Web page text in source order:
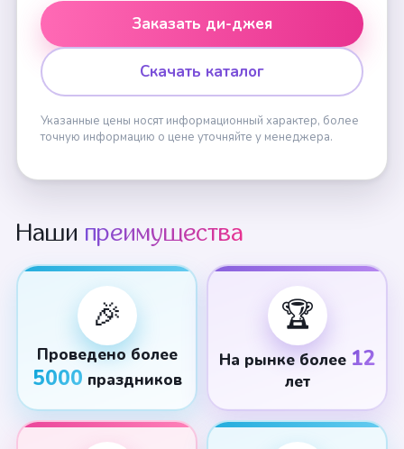
Заказать ди-джея
Скачать каталог
Указанные цены носят информационный характер, более
точную информацию о цене уточняйте у менеджера.
Наши преимущества
🎉
Проведено более
5000 праздников
🏆
На рынке более 12
лет